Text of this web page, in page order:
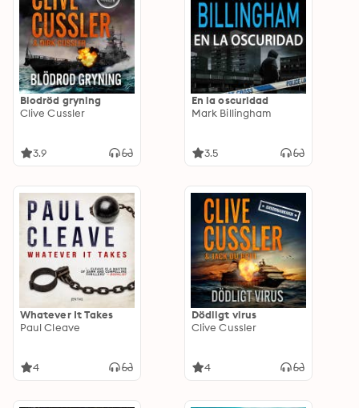
Blodröd gryning
Clive Cussler
3.9
En la oscuridad
Mark Billingham
3.5
Whatever It Takes
Paul Cleave
4
Dödligt virus
Clive Cussler
4